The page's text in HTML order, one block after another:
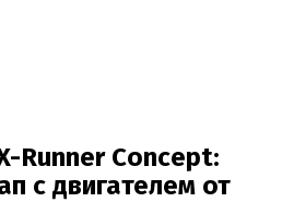
Runner Concept:
с двигателем от